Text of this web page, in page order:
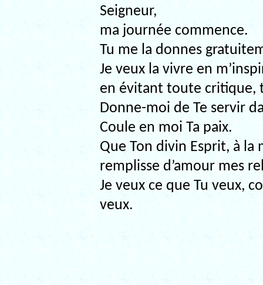
Seigneur,
ma journée commence.
Tu me la donnes
Je veux la vivre en
en évitant toute critique,
Donne-moi de Te servir
Coule en moi Ta paix.
Que Ton divin Esprit, à la
remplisse d’amour mes
Je veux ce que Tu veux,
veux.